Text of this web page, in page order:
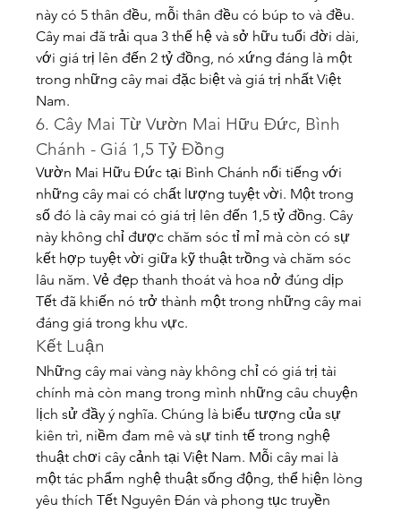
này có 5 thân đều, mỗi thân đều có búp to và đều.
Cây mai đã trải qua 3 thế hệ và sở hữu tuổi đời dài,
với giá trị lên đến 2 tỷ đồng, nó xứng đáng là một
trong những cây mai đặc biệt và giá trị nhất Việt
Nam.
6. Cây Mai Từ Vườn Mai Hữu Đức, Bình
Chánh - Giá 1,5 Tỷ Đồng
Vườn Mai Hữu Đức tại Bình Chánh nổi tiếng với
những cây mai có chất lượng tuyệt vời. Một trong
số đó là cây mai có giá trị lên đến 1,5 tỷ đồng. Cây
này không chỉ được chăm sóc tỉ mỉ mà còn có sự
kết hợp tuyệt vời giữa kỹ thuật trồng và chăm sóc
lâu năm. Vẻ đẹp thanh thoát và hoa nở đúng dịp
Tết đã khiến nó trở thành một trong những cây mai
đáng giá trong khu vực.
Kết Luận
Những cây mai vàng này không chỉ có giá trị tài
chính mà còn mang trong mình những câu chuyện
lịch sử đầy ý nghĩa. Chúng là biểu tượng của sự
kiên trì, niềm đam mê và sự tinh tế trong nghệ
thuật chơi cây cảnh tại Việt Nam. Mỗi cây mai là
một tác phẩm nghệ thuật sống động, thể hiện lòng
yêu thích Tết Nguyên Đán và phong tục truyền